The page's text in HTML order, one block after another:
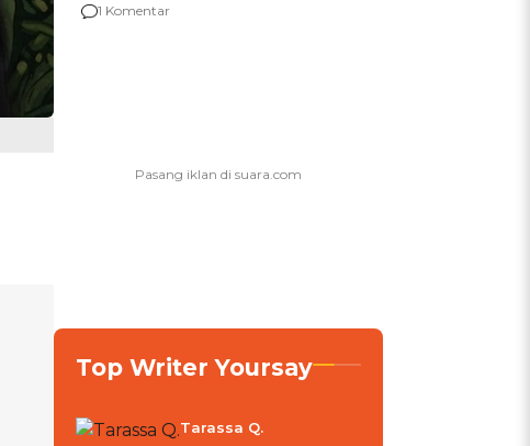
agar Dana Tidak Hangus!
1 Komentar
Top Writer Yoursay
Tarassa Q.